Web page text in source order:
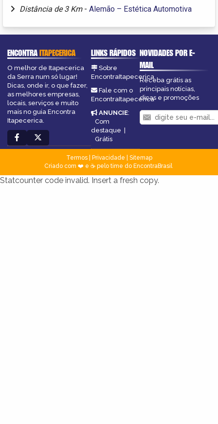
Distância de 3 Km - Alemão – Estética Automotiva
ENCONTRAITAPECERICA
O melhor de Itapecerica
da Serra num só lugar!
Dicas, onde ir, o que fazer,
as melhores empresas,
locais, serviços e muito
mais no guia Encontra
Itapecerica.
LINKS RÁPIDOS
Sobre
EncontraItapecerica
Fale com o
EncontraItapecerica
ANUNCIE:
Com
destaque |
Grátis
NOVIDADES POR E-
MAIL
Receba grátis as
principais notícias,
dicas e promoções
Termos| Privacidade
Sitemap
Criado com ❤️ e ☕ pelo time do EncontraBrasil
Statcounter code invalid. Insert a fresh copy.